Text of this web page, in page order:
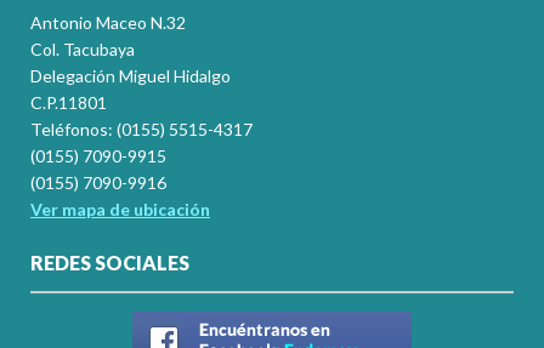
Antonio Maceo N.32
Col. Tacubaya
Delegación Miguel Hidalgo
C.P.11801
Teléfonos: (0155) 5515-4317
(0155) 7090-9915
(0155) 7090-9916
Ver mapa de ubicación
REDES SOCIALES